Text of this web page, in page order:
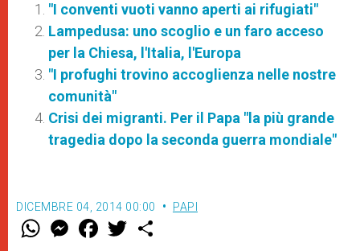
"I conventi vuoti vanno aperti ai rifugiati"
Lampedusa: uno scoglio e un faro acceso
per la Chiesa, l'Italia, l'Europa
"I profughi trovino accoglienza nelle nostre
comunità"
Crisi dei migranti. Per il Papa "la più grande
tragedia dopo la seconda guerra mondiale"
DICEMBRE 04, 2014 00:00 PAPI
W M
e
F
a w